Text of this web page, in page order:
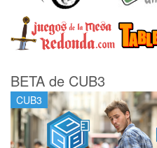
BETA de CUB3
CUB3